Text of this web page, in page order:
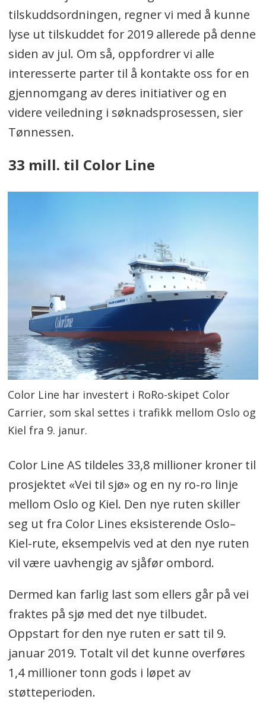
tilskuddsordningen, regner vi med å kunne
lyse ut tilskuddet for 2019 allerede på denne
siden av jul. Om så, oppfordrer vi alle
interesserte parter til å kontakte oss for en
gjennomgang av deres initiativer og en
videre veiledning i søknadsprosessen, sier
Tønnessen.
33 mill. til Color Line
Color Line har investert i RoRo-skipet Color
Carrier, som skal settes i trafikk mellom Oslo og
Kiel fra 9. janur.
Color Line AS tildeles 33,8 millioner kroner til
prosjektet «Vei til sjø» og en ny ro-ro linje
mellom Oslo og Kiel. Den nye ruten skiller
seg ut fra Color Lines eksisterende Oslo–
Kiel-rute, eksempelvis ved at den nye ruten
vil være uavhengig av sjåfør ombord.
Dermed kan farlig last som ellers går på vei
fraktes på sjø med det nye tilbudet.
Oppstart for den nye ruten er satt til 9.
januar 2019. Totalt vil det kunne overføres
1,4 millioner tonn gods i løpet av
støtteperioden.